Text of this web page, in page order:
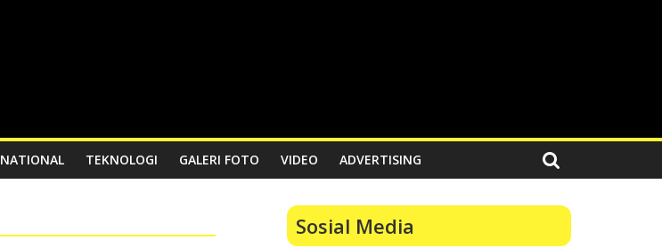
TEKNOLOGI GALERI FOTO VIDEO ADVERTISING
Sosial Media